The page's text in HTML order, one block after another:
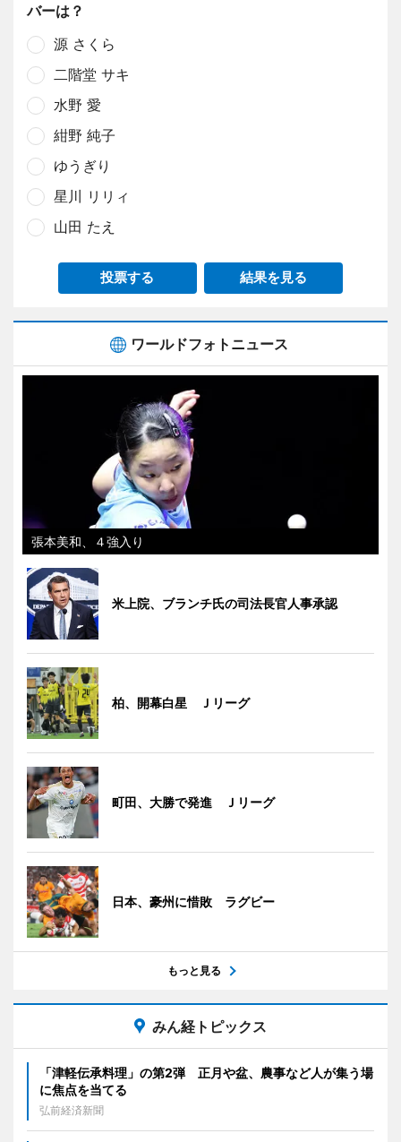
バーは？
源 さくら
二階堂 サキ
水野 愛
紺野 純子
ゆうぎり
星川 リリィ
山田 たえ
投票する 結果を見る
ワールドフォトニュース
張本美和、４強入り
米上院、ブランチ氏の司法長官人事承認
柏、開幕白星 Ｊリーグ
町田、大勝で発進 Ｊリーグ
日本、豪州に惜敗 ラグビー
もっと見る
みん経トピックス
「津軽伝承料理」の第2弾 正月や盆、農事など人が集う場
に焦点を当てる
弘前経済新聞